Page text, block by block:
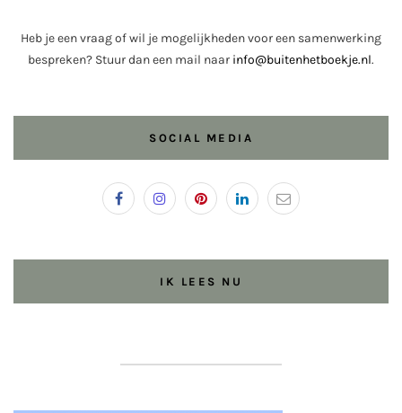
Heb je een vraag of wil je mogelijkheden voor een samenwerking
bespreken? Stuur dan een mail naar info@buitenhetboekje.nl.
SOCIAL MEDIA
IK LEES NU